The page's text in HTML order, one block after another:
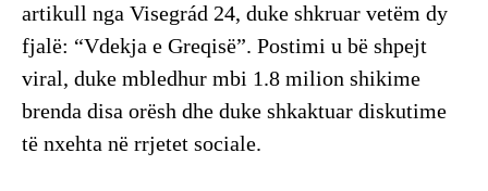
artikull nga Visegrád 24, duke shkruar vetëm dy
fjalë: “Vdekja e Greqisë”. Postimi u bë shpejt
viral, duke mbledhur mbi 1.8 milion shikime
brenda disa orësh dhe duke shkaktuar diskutime
të nxehta në rrjetet sociale.